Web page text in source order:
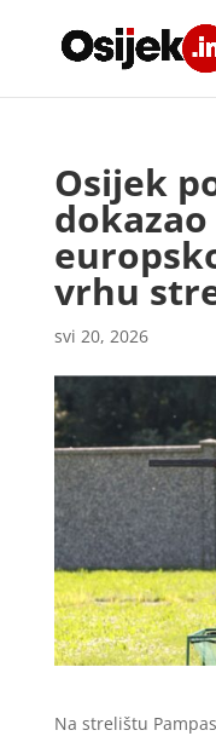
Osijek
vrhu
svi 20, 2026
Na strelištu